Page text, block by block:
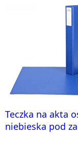
Teczka na akta
niebieska pod